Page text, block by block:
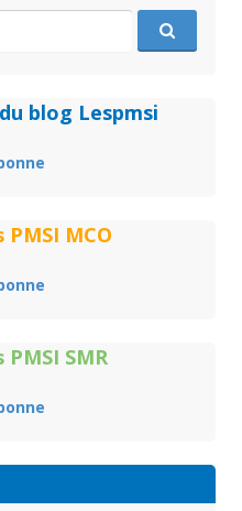
blog Lespmsi
MCO
SMR